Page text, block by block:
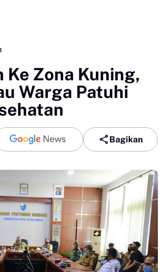
Ke Zona Kuning,
Warga Patuhi
Bagikan